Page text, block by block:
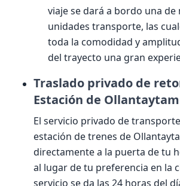
viaje se dará a bordo una de
unidades transporte, las
toda la comodidad y
del trayecto una gran
Traslado privado de
Estación de
El servicio privado de
estación de trenes de
directamente a la puerta de tu
al lugar de tu preferencia en la
servicio se da las 24 horas del